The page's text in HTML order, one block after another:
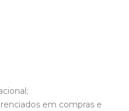
em compras e